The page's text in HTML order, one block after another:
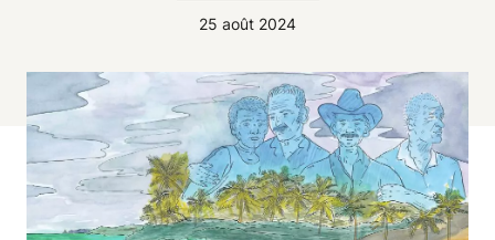
25 août 2024